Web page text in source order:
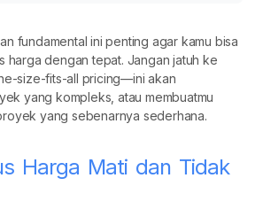
fundamental ini penting agar kamu bisa
harga dengan tepat. Jangan jatuh ke
size-fits-all pricing—ini akan
yang kompleks, atau membuatmu
yang sebenarnya sederhana.
Harga Mati dan Tidak